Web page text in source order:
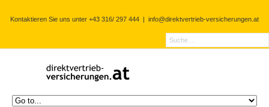
Kontaktieren Sie uns unter +43 316/ 297 444 | info@direktvertrieb-versicherungen.at